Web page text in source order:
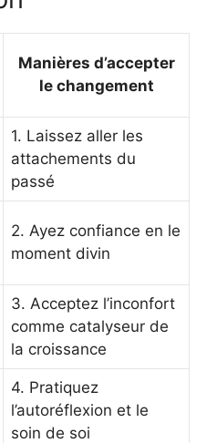
Manières d’accepter
le changement
1. Laissez aller les
attachements du
passé
2. Ayez confiance en le
moment divin
3. Acceptez l’inconfort
comme catalyseur de
la croissance
4. Pratiquez
l’autoréflexion et le
soin de soi